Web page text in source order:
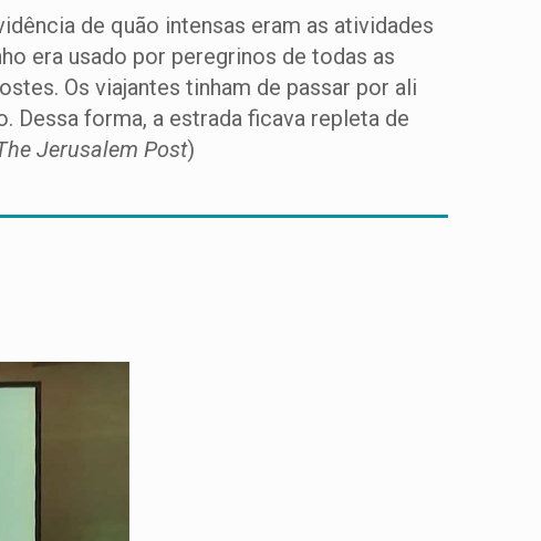
de quão intensas eram as atividades
era usado por peregrinos de todas as
Os viajantes tinham de passar por ali
Dessa forma, a estrada ficava repleta de
Jerusalem Post)